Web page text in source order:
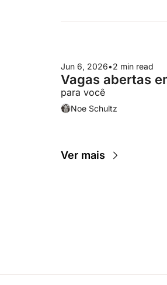
Jun 6, 2026•2 min read
Vagas abertas
para você
Noe Schultz
Ver mais